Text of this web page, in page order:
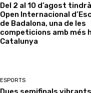
Del 2 al 10 d’agost
Open Internacional
de Badalona, una de les
competicions amb més
Catalunya
ESPORTS